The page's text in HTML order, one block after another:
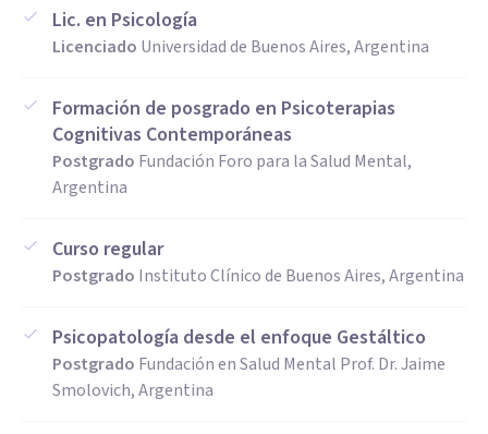
Lic. en Psicología
Licenciado Universidad de Buenos Aires, Argentina
Formación de posgrado en Psicoterapias
Cognitivas Contemporáneas
Postgrado Fundación Foro para la Salud Mental,
Argentina
Curso regular
Postgrado Instituto Clínico de Buenos Aires, Argentina
Psicopatología desde el enfoque Gestáltico
Postgrado Fundación en Salud Mental Prof. Dr. Jaime
Smolovich, Argentina